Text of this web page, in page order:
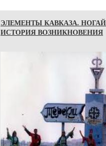
ЭЛЕМЕНТЫ КАВКАЗА.
ИСТОРИЯ ВОЗНИКНОВЕНИЯ